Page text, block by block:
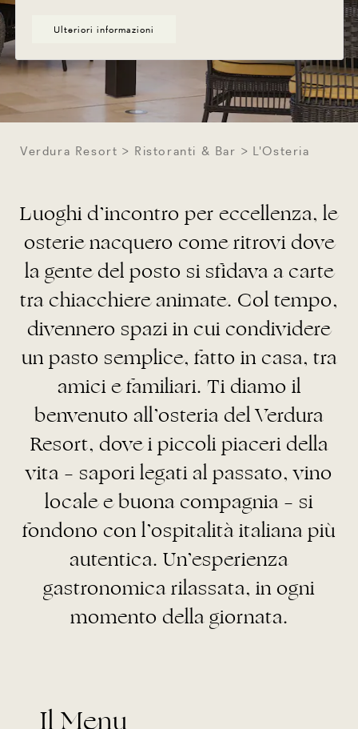
Ulteriori informazioni
Verdura Resort Ristoranti & Bar L'Osteria
Luoghi d’incontro per eccellenza, le
osterie nacquero come ritrovi dove
la gente del posto si sfidava a carte
tra chiacchiere animate. Col tempo,
divennero spazi in cui condividere
un pasto semplice, fatto in casa, tra
amici e familiari. Ti diamo il
benvenuto all’osteria del Verdura
Resort, dove i piccoli piaceri della
vita – sapori legati al passato, vino
locale e buona compagnia – si
fondono con l’ospitalità italiana più
autentica. Un’esperienza
gastronomica rilassata, in ogni
momento della giornata.